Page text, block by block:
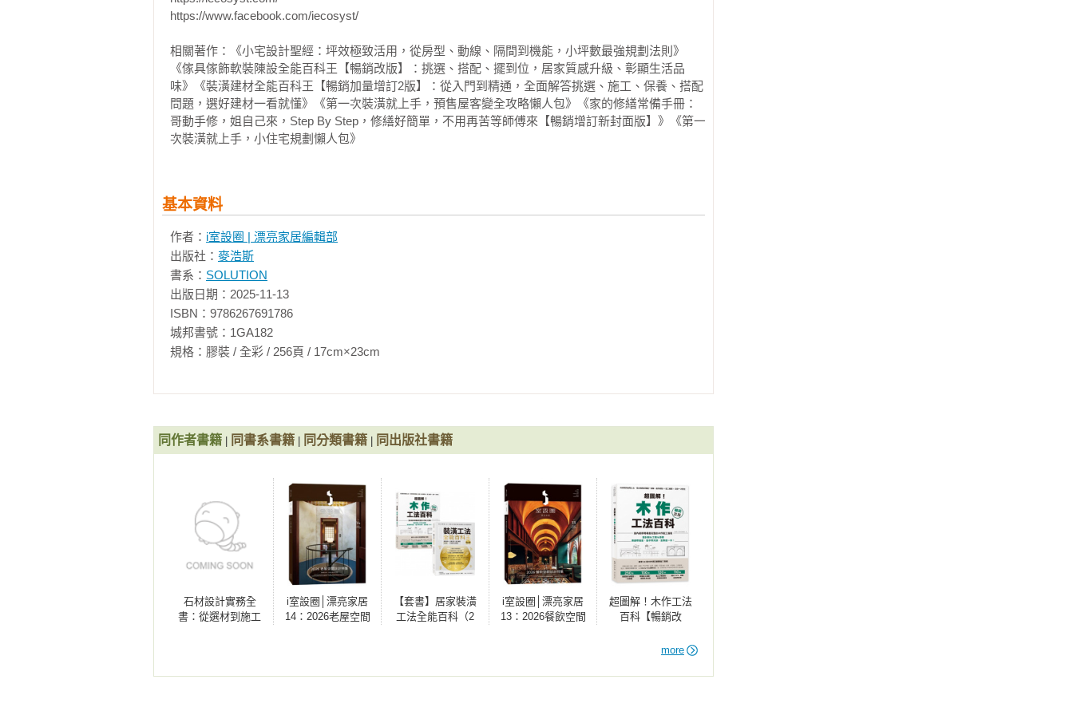
立體
弧形牆／玻璃磚
Chapter 04｜門窗造型
門
窗
木百葉窗／鐵件格窗
Chapter 05｜櫃體造型
鞋櫃
全隱藏式鞋櫃／鞋櫃整合椅凳
設備櫃
懸空電視櫃／落地電視櫃／開放電視櫃／旋轉造型電視牆／鐵件造型電視牆
開放電器櫃／嵌入式電器櫃／中島電器櫃
淺書櫃／鐵件格櫃／局部開放書櫃（搭配抽屜）／懸吊書櫃
衣櫃
https://www.facebook.com/iecosyst/
相關著作：《小宅設計聖經：坪效極致活用，從房型、動線、隔間到機能，小坪數最強規劃法則》
《傢具傢飾軟裝陳設全能百科王【暢銷改版】：挑選、搭配、擺到位，居家質感升級、彰顯生活品
味》《裝潢建材全能百科王【暢銷加量增訂2版】：從入門到精通，全面解答挑選、施工、保養、搭配
問題，選好建材一看就懂》《第一次裝潢就上手，預售屋客變全攻略懶人包》《家的修繕常備手冊：
哥動手修，姐自己來，Step By Step，修繕好簡單，不用再苦等師傅來【暢銷增訂新封面版】》《第一
次裝潢就上手，小住宅規劃懶人包》
基本資料
作者： i室設圈 | 漂亮家居編輯部
出版社： 麥浩斯
書系： SOLUTION
出版日期：2025-11-13
ISBN：9786267691786
城邦書號：1GA182
規格：膠裝 / 全彩 / 256頁 / 17cm×23cm
同作者書籍 同書系書籍 同分類書籍 同出版社書籍
石材設計實務全
書：從選材到施工
i室設圈│漂亮家居
14：2026老屋空間
【套書】居家裝潢
工法全能百科（2
i室設圈│漂亮家居
13：2026餐飲空間
超圖解！木作工法
百科【暢銷改
階工法，按流程照
作要點×監工細節×
more